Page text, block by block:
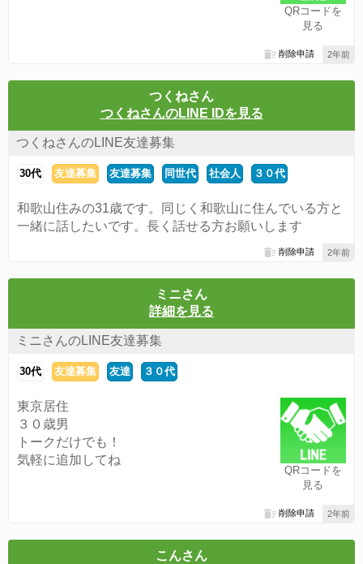
QRコードを
見る
2年前
削除申請
つくねさん
つくねさんのLINE IDを見る
つくねさんのLINE友達募集
30代 友達募集 友達募集 同世代 社会人 ３０代
和歌山住みの31歳です。同じく和歌山に住んでいる方と
一緒に話したいです。長く話せる方お願いします
2年前
削除申請
ミニさん
詳細を見る
ミニさんのLINE友達募集
30代 友達募集 友達 ３０代
QRコードを
見る
東京居住
３０歳男
トークだけでも！
気軽に追加してね
2年前
削除申請
こんさん